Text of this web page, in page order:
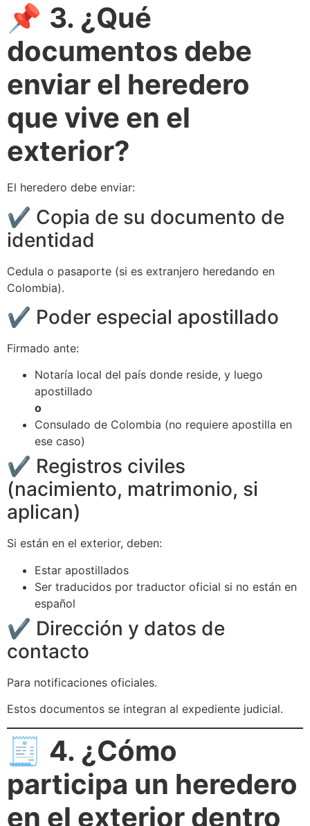
📌 3. ¿Qué
documentos debe
enviar el heredero
que vive en el
exterior?
El heredero debe enviar:
✔️ Copia de su documento de
identidad
Cedula o pasaporte (si es extranjero heredando en
Colombia).
✔️ Poder especial apostillado
Firmado ante:
Notaría local del país donde reside, y luego
apostillado
o
Consulado de Colombia (no requiere apostilla en
ese caso)
✔️ Registros civiles
(nacimiento, matrimonio, si
aplican)
Si están en el exterior, deben:
Estar apostillados
Ser traducidos por traductor oficial si no están en
español
✔️ Dirección y datos de
contacto
Para notificaciones oficiales.
Estos documentos se integran al expediente judicial.
🧾 4. ¿Cómo
participa un heredero
en el exterior dentro